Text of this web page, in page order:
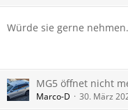
Würde sie gerne
MG5 öffnet nicht
Marco-D 30. März